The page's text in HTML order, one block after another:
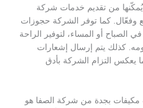
من تقديم خدمات شركة
كما توفر الشركة حجوزات
أو المساء، لتوفير الراحة
كذلك يتم إرسال إشعارات
يعكس التزام الشركة بأدق
مكيفات بجدة من شركة الصفا هو